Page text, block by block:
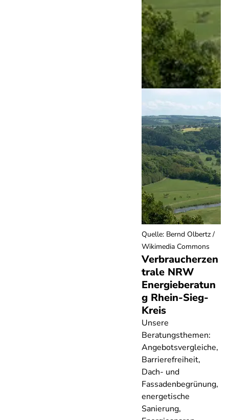
Verbraucherzen
trale NRW
Energieberatun
g Rhein-Sieg-
Kreis
Unsere
Beratungsthemen:
Angebotsvergleiche,
Barrierefreiheit,
Dach- und
Fassadenbegrünung,
energetische
Sanierung,
Quelle: Bernd Olbertz /
Wikimedia Commons